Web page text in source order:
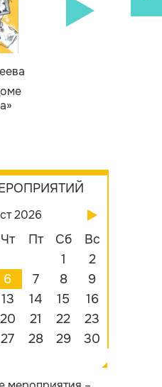
2026
Чт Пт Сб
Вс
1
2
6 7 8
9
13 14 15
16
20 21 22
23
27 28 29
30